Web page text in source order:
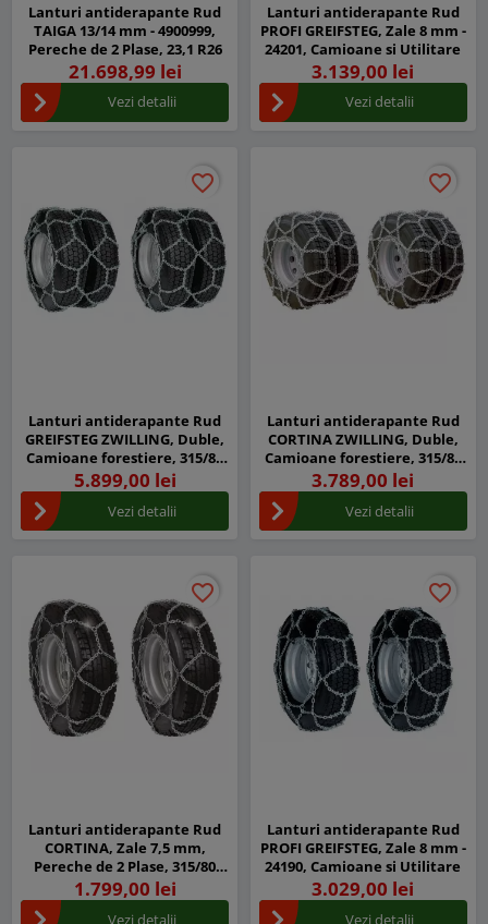
Lanturi antiderapante Rud
TAIGA 13/14 mm - 4900999,
Pereche de 2 Plase, 23,1 R26
21.698,99 lei
Vezi detalii
Lanturi antiderapante Rud
PROFI GREIFSTEG, Zale 8 mm -
24201, Camioane si Utilitare
3.139,00 lei
Vezi detalii
favorite_border
favorite_border
Lanturi antiderapante Rud
GREIFSTEG ZWILLING, Duble,
Camioane forestiere, 315/80
R22,5
5.899,00 lei
Vezi detalii
favorite_border
favorite_border
Lanturi antiderapante Rud
CORTINA ZWILLING, Duble,
Camioane forestiere, 315/80
R22,5
3.789,00 lei
Vezi detalii
favorite_border
favorite_border
Lanturi antiderapante Rud
CORTINA, Zale 7,5 mm,
Pereche de 2 Plase, 315/80
R22,5
1.799,00 lei
Vezi detalii
favorite_border
favorite_border
Lanturi antiderapante Rud
PROFI GREIFSTEG, Zale 8 mm -
24190, Camioane si Utilitare
3.029,00 lei
Vezi detalii